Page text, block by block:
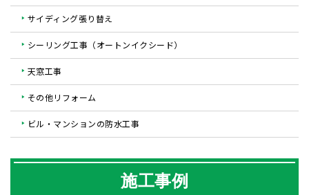
サイディング張り替え
シーリング工事（オートンイクシード）
天窓工事
その他リフォーム
ビル・マンションの防水工事
施工事例